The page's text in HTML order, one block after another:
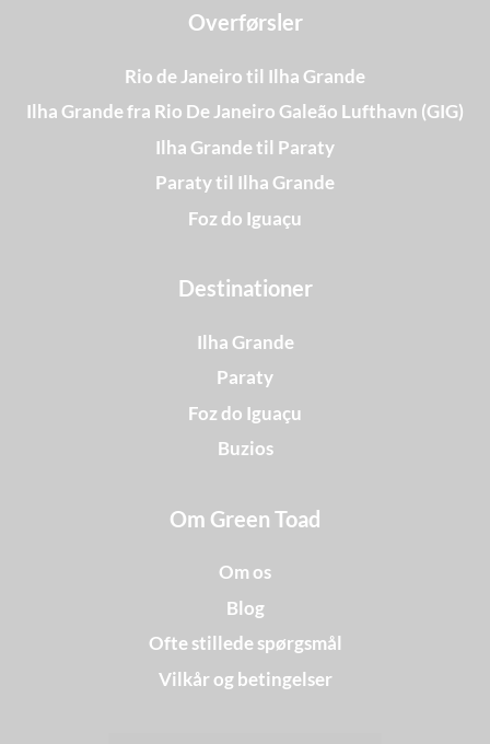
Overførsler
Rio de Janeiro til Ilha Grande
Ilha Grande fra Rio De Janeiro Galeão Lufthavn (GIG)
Ilha Grande til Paraty
Paraty til Ilha Grande
Foz do Iguaçu
Destinationer
Ilha Grande
Paraty
Foz do Iguaçu
Buzios
Om Green Toad
Om os
Blog
Ofte stillede spørgsmål
Vilkår og betingelser